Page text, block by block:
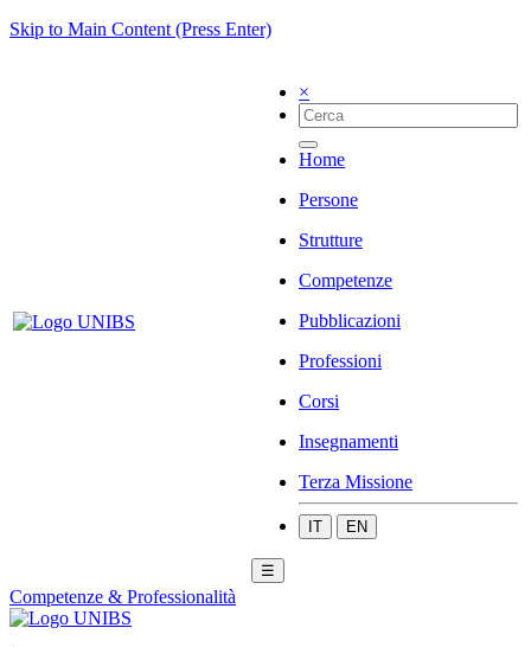
Skip to Main Content (Press Enter)
×
Home
Persone
Strutture
Competenze
Pubblicazioni
Professioni
Corsi
Insegnamenti
Terza Missione
IT EN
☰
Competenze & Professionalità